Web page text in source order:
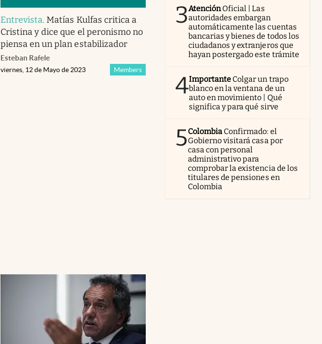
Entrevista. Matías Kulfas critica a
Cristina y dice que el peronismo no
piensa en un plan estabilizador
Esteban Rafele
Members
viernes, 12 de Mayo de 2023
3AtenciónOficial | Las
autoridades embargan
automáticamente las cuentas
bancarias y bienes de todos los
ciudadanos y extranjeros que
hayan postergado este trámite
4Importante Colgar un trapo
blanco en la ventana de un
auto en movimiento | Qué
significa y para qué sirve
5Colombia Confirmado: el
Gobierno visitará casa por
casa con personal
administrativo para
comprobar la existencia de los
titulares de pensiones en
Colombia